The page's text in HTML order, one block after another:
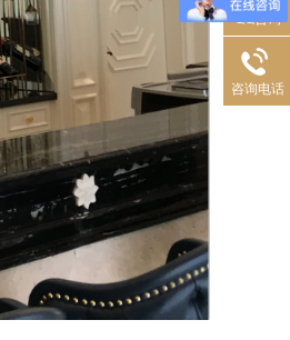
QQ咨询
咨询电话